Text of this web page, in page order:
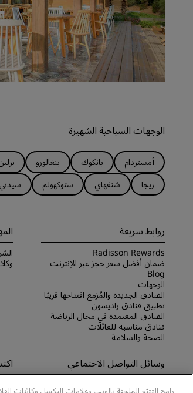
الوجهات السياحية الشهيرة
أمستردام بانكوك بنغالورو
ريجا
شنغهاي ستوكهولم سيدني
روابط سريعة
Radisson Rewards
ضمان أفضل سعر حجز عبر الإنترنت
Blog
الوجهات
الفنادق الجديدة والمُزمع افتتاحها قريبًا
تطبيق فنادق راديسون
الفنادق المعتمدة في مجال الرياضة
فنادق مناسبة للعائلات
الصحة والسلامة
وسائل التواصل الاجتماعي
رامج التتبّع الملحقة بالويب وعلامات البكسل وكائنات